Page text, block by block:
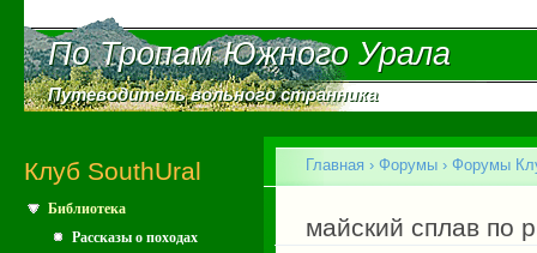
По Тропам Южного Урала
По Тропам Южного Урала
Путеводитель вольного странника
Путеводитель вольного странника
Клуб SouthUral
Библиотека
Рассказы о походах
Вы здесь
Главная › Форумы › Форумы
майский сплав по